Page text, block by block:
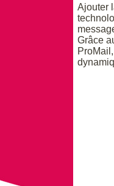
Ajouter
Grâce
ProMail,